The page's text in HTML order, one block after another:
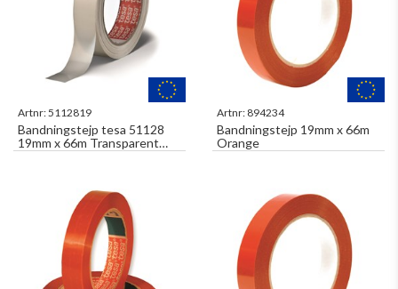
Artnr:5112819
Bandningstejp tesa 51128
19mm x 66m Transparent
Lätthäftande
Artnr: 894234
Bandningstejp 19mm x 66m
Orange